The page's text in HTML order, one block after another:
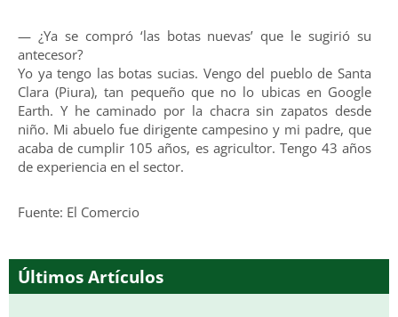
— ¿Ya se compró ‘las botas nuevas’ que le sugirió su
antecesor?
Yo ya tengo las botas sucias. Vengo del pueblo de Santa
Clara (Piura), tan pequeño que no lo ubicas en Google
Earth. Y he caminado por la chacra sin zapatos desde
niño. Mi abuelo fue dirigente campesino y mi padre, que
acaba de cumplir 105 años, es agricultor. Tengo 43 años
de experiencia en el sector.
Fuente: El Comercio
Últimos Artículos